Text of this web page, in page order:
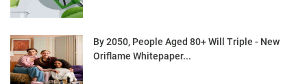
By 2050, People Aged 80+ Will Triple - New
Oriflame Whitepaper...